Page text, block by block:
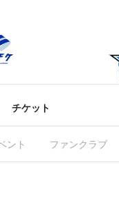
チケット
ント ファンクラブ